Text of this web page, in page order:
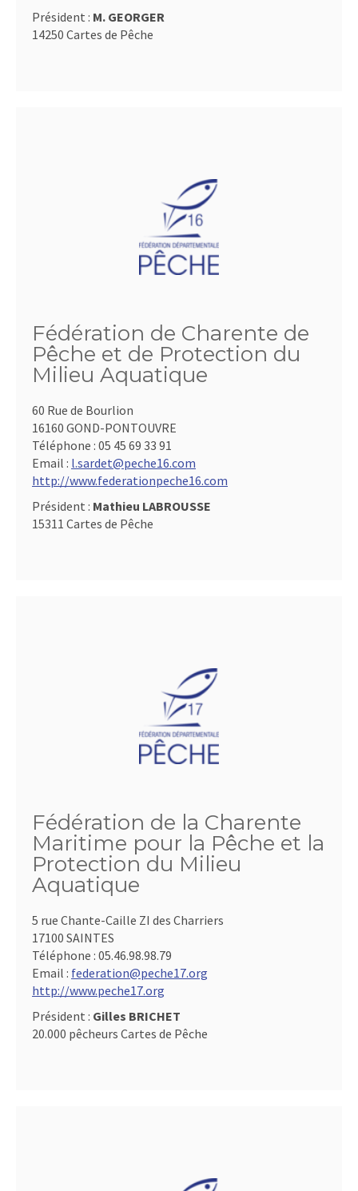
Président : M. GEORGER
14250 Cartes de Pêche
Fédération de Charente de
Pêche et de Protection du
Milieu Aquatique
60 Rue de Bourlion
16160 GOND-PONTOUVRE
Téléphone : 05 45 69 33 91
Email : l.sardet@peche16.com
http://www.federationpeche16.com
Président : Mathieu LABROUSSE
15311 Cartes de Pêche
Fédération de la Charente
Maritime pour la Pêche et la
Protection du Milieu
Aquatique
5 rue Chante-Caille ZI des Charriers
17100 SAINTES
Téléphone : 05.46.98.98.79
Email : federation@peche17.org
http://www.peche17.org
Président : Gilles BRICHET
20.000 pêcheurs Cartes de Pêche